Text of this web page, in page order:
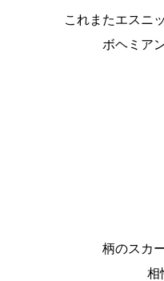
これまたエスニ
ボヘミア
柄のスカ
相